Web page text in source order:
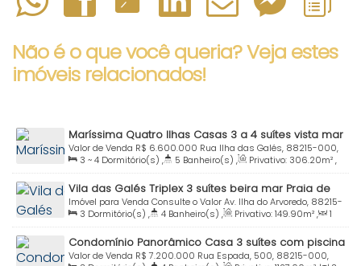
Não é o que você queria? Veja estes
imóveis relacionados!
Maríssima Quatro Ilhas Casas 3 a 4 suítes vista mar
Bombinhas SC
R$ 6.600.000
Valor de Venda
Rua Ilha das Galés, 88215-000,
4 Ilhas, Bombinhas, Santa Catarina, Brasil
3 ~ 4 Dormitório(s) , 5 Banheiro(s) , Privativo: 306.20m²,
2 Sala(s) , 3 ~ 4Suíte(s) , Total: 306.20m², 2Vaga(s),
Útil: 306.20m²
Vila das Galés Triplex 3 suítes beira mar Praia de
Quatro Ilhas Bombinhas SC
Consulte o Valor
Imóvel para Venda
Av. Ilha do Arvoredo, 88215-
000, 4 Ilhas, Bombinhas, Santa Catarina, Brasil
3 Dormitório(s) , 4 Banheiro(s) , Privativo:149.90m²,
1
Sala(s) , 3 Suíte(s), Total:175.00m² , 2 Vaga(s) , 50m
Distância do Mar, Útil:149.90 m²
Condomínio Panorâmico Casa 3 suítes com piscina
e vista para o mar à venda Praia Bombinhas SC
R$7.200.000
Valor de Venda
Rua Espada, 500, 88215-000,